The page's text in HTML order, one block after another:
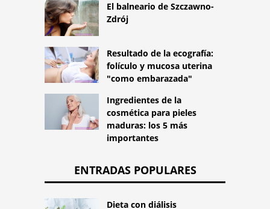
El balneario de Szczawno-
Zdrój
Resultado de la ecografía:
folículo y mucosa uterina
"como embarazada"
Ingredientes de la
cosmética para pieles
maduras: los 5 más
importantes
ENTRADAS POPULARES
Dieta con diálisis